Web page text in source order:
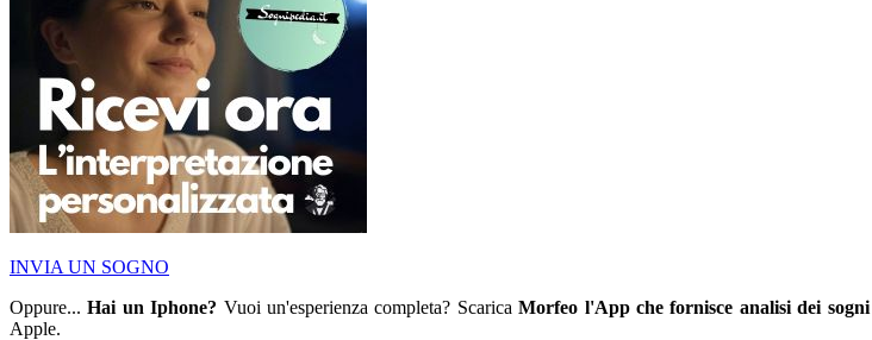
INVIA UN SOGNO
Oppure...Hai un Iphone? Vuoi un'esperienza completa? ScaricaMorfeo l'App che fornisce analisi dei
Apple.